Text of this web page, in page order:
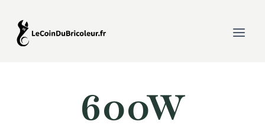
contenu
600W